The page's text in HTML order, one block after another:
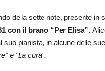
della sette note, presente in
con il brano “Per Elisa”.
suo pianista, in alcune delle
e “La cura”.